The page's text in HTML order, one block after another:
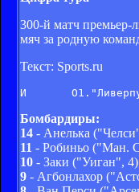
300-й матч премьер-
мяч за родную
Текст: Sports.ru
Бомбардиры:
14 - Анелька
11 - Робиньо ("Ман.
10 - Заки ("Уиган", 4)
9 - Агбонлахор